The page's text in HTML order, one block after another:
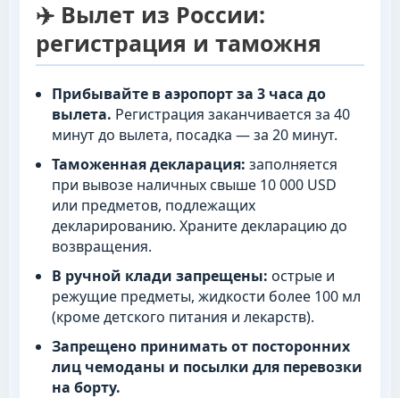
✈️ Вылет из России:
регистрация и таможня
Прибывайте в аэропорт за 3 часа до
вылета. Регистрация заканчивается за 40
минут до вылета, посадка — за 20 минут.
Таможенная декларация: заполняется
при вывозе наличных свыше 10 000 USD
или предметов, подлежащих
декларированию. Храните декларацию до
возвращения.
В ручной клади запрещены: острые и
режущие предметы, жидкости более 100 мл
(кроме детского питания и лекарств).
Запрещено принимать от посторонних
лиц чемоданы и посылки для перевозки
на борту.